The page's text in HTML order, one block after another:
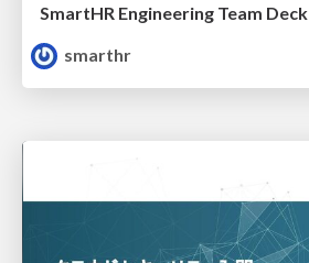
SmartHR Engineering Team Deck
smarthr